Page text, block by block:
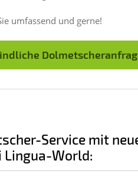
umfassend und gerne!
Service mit
Lingua-World: